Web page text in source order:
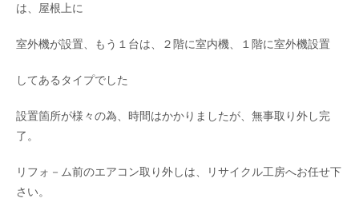
は、屋根上に
室外機が設置、もう１台は、２階に室内機、１階に室外機設置
してあるタイプでした
設置箇所が様々の為、時間はかかりましたが、無事取り外し完
了。
リフォ－ム前のエアコン取り外しは、リサイクル工房へお任せ下
さい。